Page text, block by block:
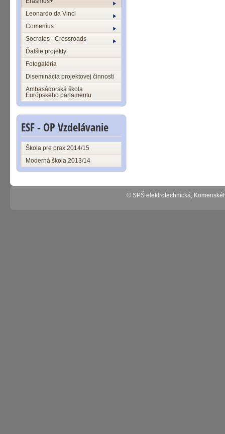
Leonardo da Vinci
Comenius
Socrates - Crossroads
Ďalšie projekty
Fotogaléria
Diseminácia projektovej činnosti
Ambasádorská škola
Európskeho parlamentu
ESF - OP Vzdelávanie
Škola pre prax 2014/15
Moderná škola 2013/14
© SPŠ elektrotechnická,